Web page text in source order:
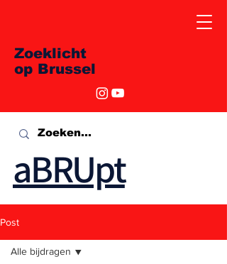
Zoeklicht
op Brussel
aBRUpt
Post
Alle bijdragen